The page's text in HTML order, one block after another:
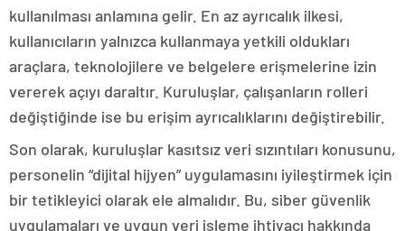
kullanılması anlamına gelir. En az ayrıcalık ilkesi,
kullanıcıların yalnızca kullanmaya yetkili oldukları
araçlara, teknolojilere ve belgelere erişmelerine izin
vererek açıyı daraltır. Kuruluşlar, çalışanların rolleri
değiştiğinde ise bu erişim ayrıcalıklarını değiştirebilir.
Son olarak, kuruluşlar kasıtsız veri sızıntıları konusunu,
personelin “dijital hijyen” uygulamasını iyileştirmek için
bir tetikleyici olarak ele almalıdır. Bu, siber güvenlik
uygulamaları ve uygun veri işleme ihtiyacı hakkında